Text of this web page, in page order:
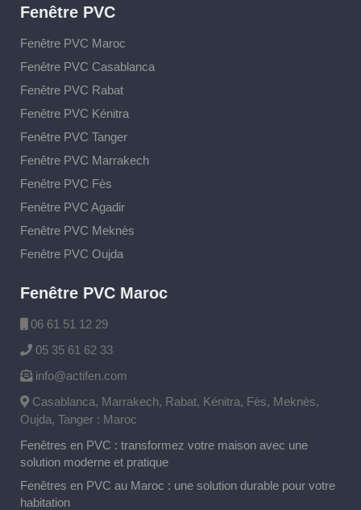
Fenêtre PVC
Fenêtre PVC Maroc
Fenêtre PVC Casablanca
Fenêtre PVC Rabat
Fenêtre PVC Kénitra
Fenêtre PVC Tanger
Fenêtre PVC Marrakech
Fenêtre PVC Fès
Fenêtre PVC Agadir
Fenêtre PVC Meknès
Fenêtre PVC Oujda
Fenêtre PVC Maroc
06 61 51 12 29
05 35 61 62 33
info@actifen.com
Casablanca, Marrakech, Rabat, Kénitra, Fès, Meknès,
Oujda, Tanger : Maroc
Fenêtres en PVC : transformez votre maison avec une
solution moderne et pratique
Fenêtres en PVC au Maroc : une solution durable pour votre
habitation